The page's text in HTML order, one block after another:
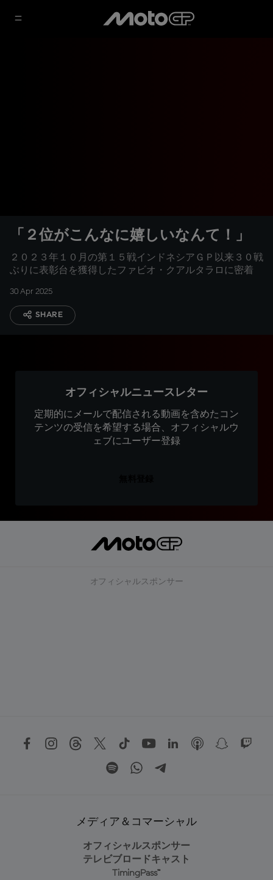
「２位がこんなに嬉しいなんて！」
２０２３年１０月の第１５戦インドネシアＧＰ以来３０戦
ぶりに表彰台を獲得したファビオ・クアルタラロに密着
30 Apr 2025
SHARE
オフィシャルニュースレター
定期的にメールで配信される動画を含めたコン
テンツの受信を希望する場合、オフィシャルウ
ェブにユーザー登録
オフィシャルスポンサー
メディア＆コマーシャル
オフィシャルスポンサー
テレビブロードキャスト
TimingPass™